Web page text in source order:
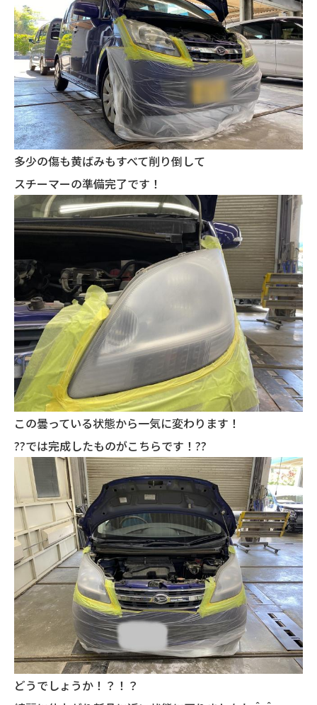
多少の傷も黄ばみもすべて削り倒して
スチーマーの準備完了です！
この曇っている状態から一気に変わります！
??では完成したものがこちらです！??
どうでしょうか！？！？